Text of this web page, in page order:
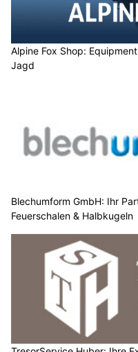
Alpine Fox Shop:
Jagd
Blechumform GmbH: Ihr
Feuerschalen & Halbkugeln